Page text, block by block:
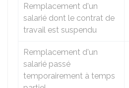
Remplacement d'un
salarié dont le contrat de
travail est suspendu
Remplacement d'un
salarié passé
temporairement à temps